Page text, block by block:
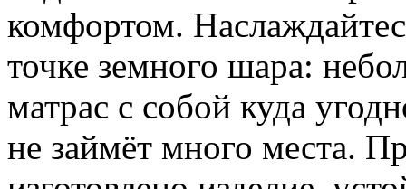
комфортом.
точке земного шара:
матрас с собой куда
не займёт много места.